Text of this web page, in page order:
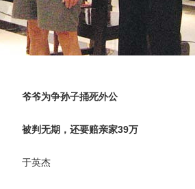
爷爷为争孙子捅死外公
被判无期，还要赔亲家39万
于英杰